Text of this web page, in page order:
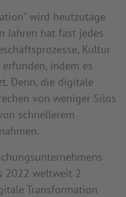
wird heutzutage
Jahren hat fast jedes
Kultur
indem es
Denn, die digitale
von weniger Silos
schnellerem
2022 weltweit 2
Transformation